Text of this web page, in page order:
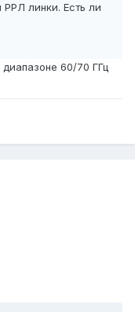
линки. Есть ли
60/70 ГГц